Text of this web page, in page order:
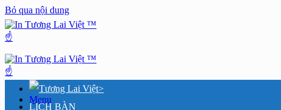
Bỏ qua nội dung
Menu
>
LỊCH BÀN